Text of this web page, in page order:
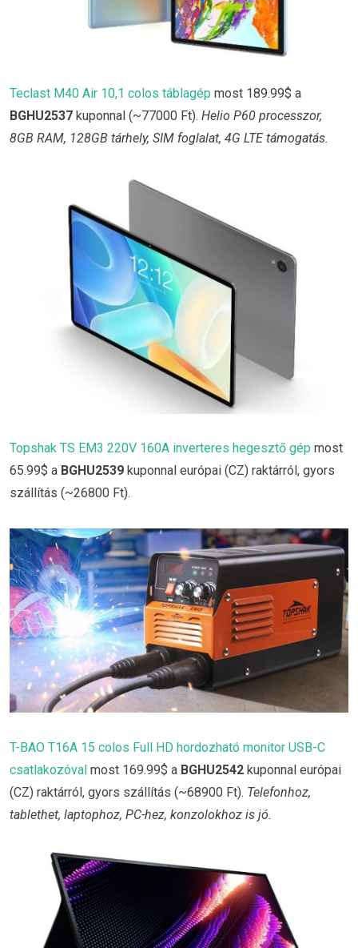
Teclast M40 Air 10,1 colos táblagép most 189.99$ a
BGHU2537 kuponnal (~77000 Ft). Helio P60 processzor,
8GB RAM, 128GB tárhely, SIM foglalat, 4G LTE támogatás.
Topshak TS EM3 220V 160A inverteres hegesztő gép most
65.99$ a BGHU2539 kuponnal európai (CZ) raktárról, gyors
szállítás (~26800 Ft).
T-BAO T16A 15 colos Full HD hordozható monitor USB-C
csatlakozóval most 169.99$ a BGHU2542 kuponnal európai
(CZ) raktárról, gyors szállítás (~68900 Ft). Telefonhoz,
tablethet, laptophoz, PC-hez, konzolokhoz is jó.